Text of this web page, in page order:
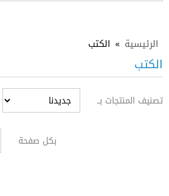
الرئيسية » الكتب
الكتب
تصنيف المنتجات بــ
بكل صفحة